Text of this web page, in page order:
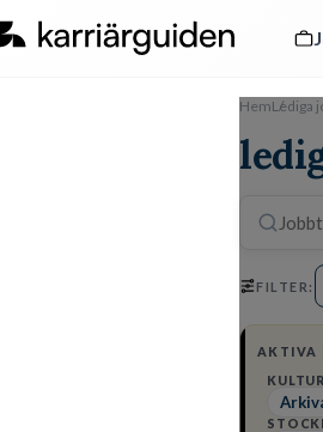
HemLediga
FILTER:
AKTIVA